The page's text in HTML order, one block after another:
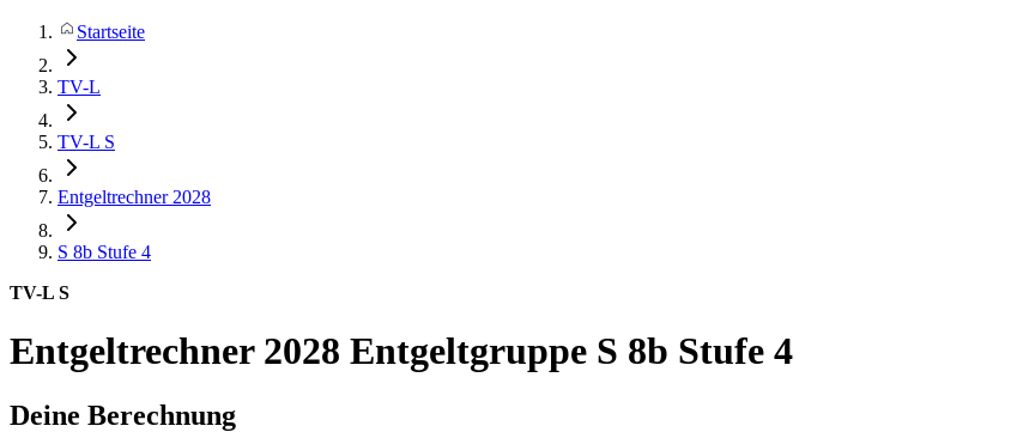
Startseite
TV-L
TV-L S
Entgeltrechner 2028
S 8b Stufe 4
TV-L S
Entgeltrechner 2028 Entgeltgruppe S 8b Stufe 4
Deine Berechnung